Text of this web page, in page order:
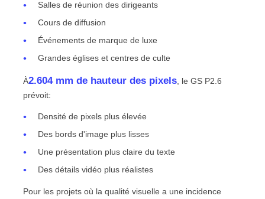
Salles de réunion des dirigeants
Cours de diffusion
Événements de marque de luxe
Grandes églises et centres de culte
À2.604 mm de hauteur des pixels, le GS P2.6
prévoit:
Densité de pixels plus élevée
Des bords d'image plus lisses
Une présentation plus claire du texte
Des détails vidéo plus réalistes
Pour les projets où la qualité visuelle a une incidence